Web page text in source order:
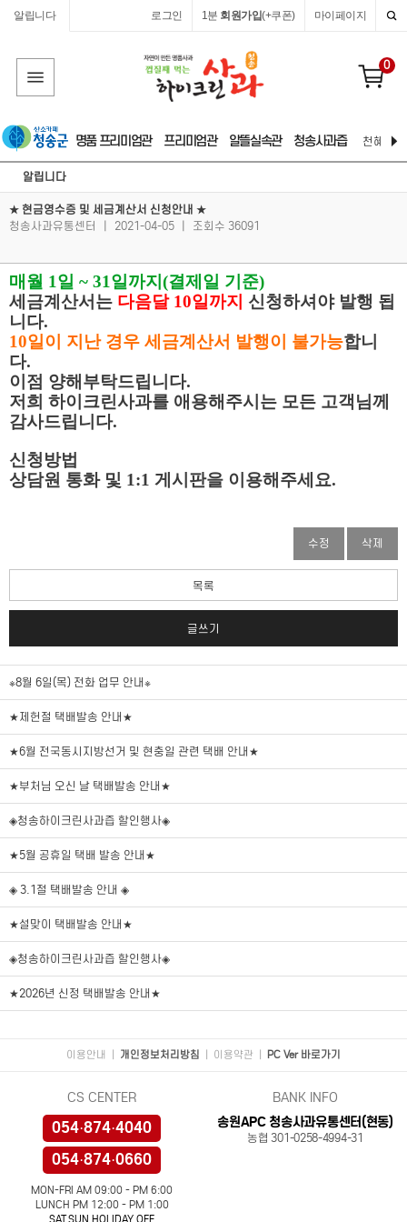
알립니다 마이페이지
1분 회원가입(+쿠폰)
로그인
0
명품 프리미엄관 프리미엄관 알뜰실속관 청송사과즙 천혜 자
알립니다
★ 현금영수증 및 세금계산서 신청안내 ★
청송사과유통센터
2021-04-05 조회수 36091
매월 1일 ~ 31일까지(결제일 기준)
세금계산서는 다음달 10일까지 신청하셔야 발행 됩
니다.
10일이 지난 경우 세금계산서 발행이 불가능합니
다.
이점 양해부탁드립니다.
저희 하이크린사과를 애용해주시는 모든 고객님께
감사드립니다.
신청방법
상담원 통화 및 1:1 게시판을 이용해주세요.
수정 삭제
목록
글쓰기
※8월 6일(목) 전화 업무 안내※
★제헌절 택배발송 안내★
★6월 전국동시지방선거 및 현충일 관련 택배 안내★
★부처님 오신 날 택배발송 안내★
◈청송하이크린사과즙 할인행사◈
★5월 공휴일 택배 발송 안내★
◈ 3.1절 택배발송 안내 ◈
★설맞이 택배발송 안내★
◈청송하이크린사과즙 할인행사◈
★2026년 신정 택배발송 안내★
이용안내 개인정보처리방침 이용약관 PC Ver 바로가기
CS CENTER
054·874·4040
054·874·0660
MON-FRI AM 09:00 - PM 6:00
LUNCH PM 12:00 - PM 1:00
SAT.SUN.HOLIDAY OFF
BANK INFO
송원APC 청송사과유통센터(현동)
농협 301-0258-4994-31